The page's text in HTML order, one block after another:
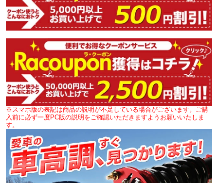
※スマホ版の表記は商品の説明が不足している場合がございます。ご購
入前に必ず一度PC版の説明をご確認いただきますようお願いいたしま
す。